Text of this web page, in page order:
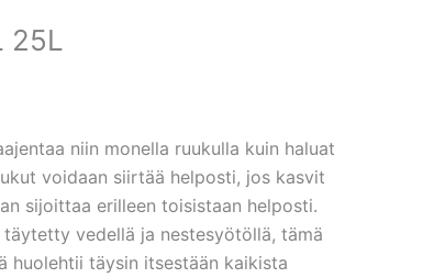
25L
niin monella ruukulla kuin haluat
voidaan siirtää helposti, jos kasvit
sijoittaa erilleen toisistaan helposti.
vedellä ja nestesyötöllä, tämä
huolehtii täysin itsestään kaikista